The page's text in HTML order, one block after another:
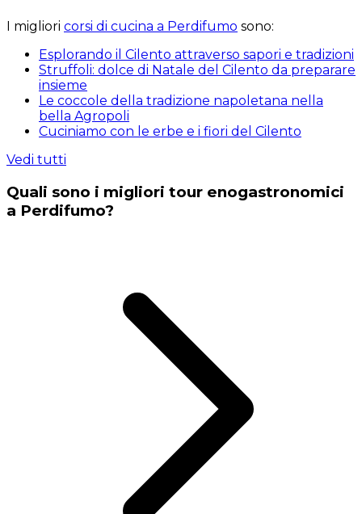
I migliori corsi di cucina a Perdifumo sono:
Esplorando il Cilento attraverso sapori e tradizioni
Struffoli: dolce di Natale del Cilento da preparare
insieme
Le coccole della tradizione napoletana nella
bella Agropoli
Cuciniamo con le erbe e i fiori del Cilento
Vedi tutti
Quali sono i migliori tour enogastronomici
a Perdifumo?